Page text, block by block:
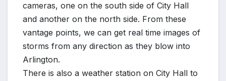
cameras, one on the south side of City Hall
and another on the north side. From these
vantage points, we can get real time images of
storms from any direction as they blow into
Arlington.
There is also a weather station on City Hall to